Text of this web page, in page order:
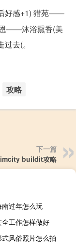
好感+1) 猎苑——
——沐浴熏香(美
去(。
攻略
下一篇
buildit攻略
过年怎么玩
工作怎样做好
风俗照片怎么拍